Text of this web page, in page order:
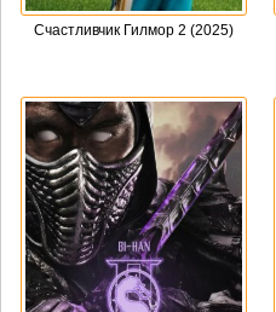
Счастливчик Гилмор 2 (2025)